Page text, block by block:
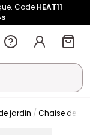
Code HEAT11
jardin Chaise de